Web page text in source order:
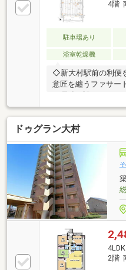
4階
駐車場あり
浴室乾燥機
◇新大村駅前の利便
意匠を纏うファサー
コワーキングスペー
を演出するエントラ
設が身近に点在する
◇室内美麗な４ＬＤ
バルコニー！◇バル
ットと共に暮らせま
でセキュリティ向上
ッカー！◇24時間ゴ
1分！
ドゥグラン大村
2階